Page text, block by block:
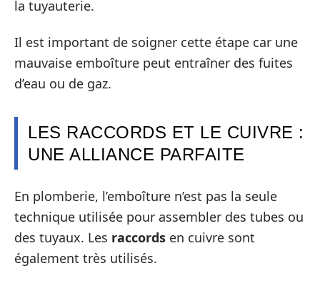
la tuyauterie.
Il est important de soigner cette étape car une
mauvaise emboîture peut entraîner des fuites
d’eau ou de gaz.
LES RACCORDS ET LE CUIVRE :
UNE ALLIANCE PARFAITE
En plomberie, l’emboîture n’est pas la seule
technique utilisée pour assembler des tubes ou
des tuyaux. Les raccords en cuivre sont
également très utilisés.